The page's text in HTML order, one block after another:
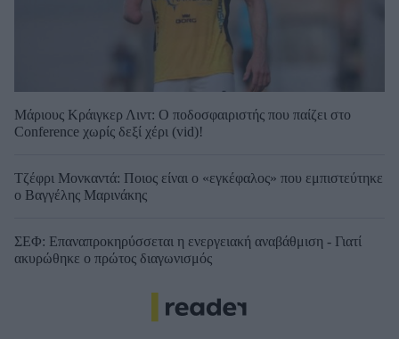
Μάριους Κράιγκερ Λιντ: Ο ποδοσφαιριστής που παίζει στο
Conference χωρίς δεξί χέρι (vid)!
Τζέφρι Μονκαντά: Ποιος είναι ο «εγκέφαλος» που εμπιστεύτηκε
ο Βαγγέλης Μαρινάκης
ΣΕΦ: Επαναπροκηρύσσεται η ενεργειακή αναβάθμιση - Γιατί
ακυρώθηκε ο πρώτος διαγωνισμός